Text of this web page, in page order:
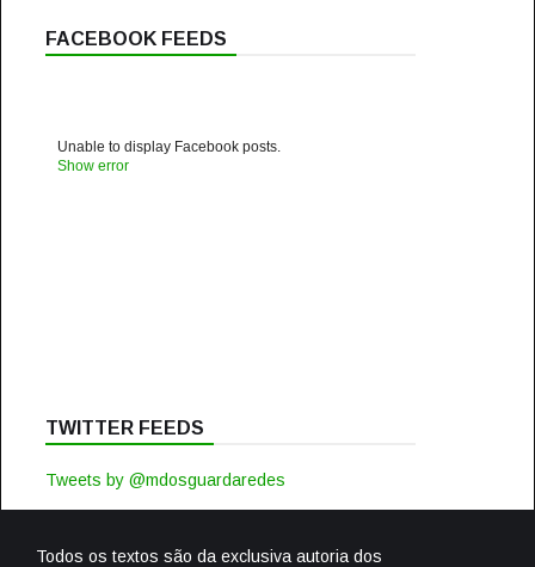
FACEBOOK FEEDS
Unable to display Facebook posts.
Show error
TWITTER FEEDS
Tweets by @mdosguardaredes
Todos os textos são da exclusiva autoria dos